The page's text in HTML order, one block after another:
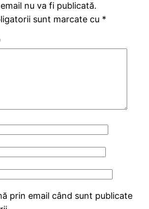
nu va fi publicată.
sunt marcate cu *
prin email când sunt publicate